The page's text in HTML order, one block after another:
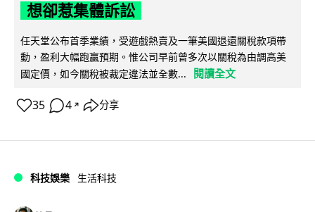
想卻惹集體訴訟
任天堂公布首季業績，受遊戲熱賣及一筆美國退還關稅款項帶
動，盈利大幅跑贏預期。惟公司早前曾多次以關稅為由調高美
國定價，如今關稅被裁定違法並全數...
閱讀全文
35 4 ↗ 分享
科技娛樂 生活科技